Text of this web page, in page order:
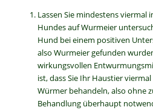
Lassen Sie mindestens viermal
Hundes auf Wurmeier
Hund bei einem positiven
also Wurmeier gefunden
wirkungsvollen
ist, dass Sie Ihr Haustier viermal
Würmer behandeln, also ohne
Behandlung überhaupt